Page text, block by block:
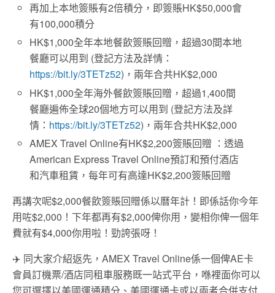
再加上本地簽賬有2倍積分，即簽賬HK$50,000會
有100,000積分
HK$1,000全年本地餐飲簽賬回贈，超過30間本地
餐廳可以用到 (登記方法及詳情：
https://bit.ly/3TETz52)，兩年合共HK$2,000
HK$1,000全年海外餐飲簽賬回贈，超過1,400間
餐廳遍佈全球20個地方可以用到 (登記方法及詳
情： https://bit.ly/3TETz52)，兩年合共HK$2,000
AMEX Travel Online有HK$2,200簽賬回贈 ：透過
American Express Travel Online預訂和預付酒店
和汽車租賃，每年可有高達HK$2,200簽賬回贈
再講次呢$2,000餐飲簽賬回贈係以曆年計！即係話你今年
用咗$2,000！下年都再有$2,000俾你用，變相你俾一個年
費就有$4,000你用啦！勁誇張呀！
✈️ 同大家介紹返先，AMEX Travel Online係一個俾AE卡
會員訂機票/酒店同租車服務既一站式平台，喺裡面你可以
您可選擇以美國運通積分、美國運通卡或以兩者合併支付